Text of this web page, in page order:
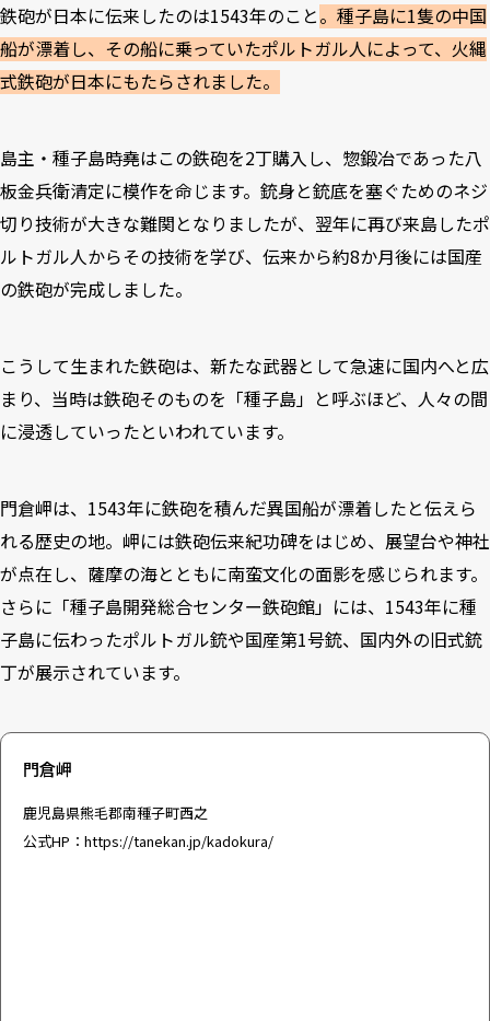
鉄砲が日本に伝来したのは1543年のこと。種子島に1隻の中国
船が漂着し、その船に乗っていたポルトガル人によって、火縄
式鉄砲が日本にもたらされました。
島主・種子島時堯はこの鉄砲を2丁購入し、惣鍛冶であった八
板金兵衛清定に模作を命じます。銃身と銃底を塞ぐためのネジ
切り技術が大きな難関となりましたが、翌年に再び来島したポ
ルトガル人からその技術を学び、伝来から約8か月後には国産
の鉄砲が完成しました。
こうして生まれた鉄砲は、新たな武器として急速に国内へと広
まり、当時は鉄砲そのものを「種子島」と呼ぶほど、人々の間
に浸透していったといわれています。
門倉岬は、1543年に鉄砲を積んだ異国船が漂着したと伝えら
れる歴史の地。岬には鉄砲伝来紀功碑をはじめ、展望台や神社
が点在し、薩摩の海とともに南蛮文化の面影を感じられます。
さらに「種子島開発総合センター鉄砲館」には、1543年に種
子島に伝わったポルトガル銃や国産第1号銃、国内外の旧式銃
丁が展示されています。
門倉岬
鹿児島県熊毛郡南種子町西之
公式HP： https://tanekan.jp/kadokura/